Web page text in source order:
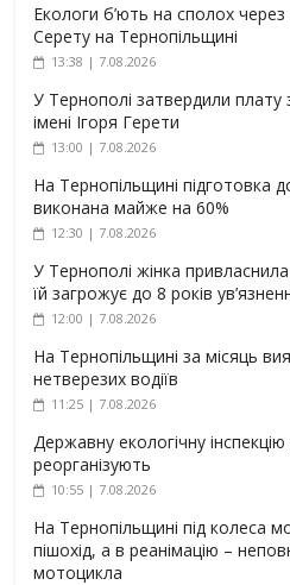
Екологи б’ють на сполох
Серету на Тернопільщині
13:38 | 7.08.2026
У Тернополі затвердили плату
імені Ігоря Герети
13:00 | 7.08.2026
На Тернопільщині підготовка
виконана майже на 60%
12:30 | 7.08.2026
У Тернополі жінка
їй загрожує до 8 років
12:00 | 7.08.2026
На Тернопільщині за місяць
нетверезих водіїв
11:25 | 7.08.2026
Державну екологічну
реорганізують
10:55 | 7.08.2026
На Тернопільщині під колеса
пішохід, а в реанімацію –
мотоцикла